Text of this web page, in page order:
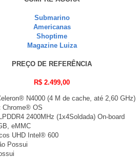
Submarino
Americanas
Shoptime
Magazine Luiza
PREÇO DE REFERÊNCIA
R$ 2.499,00
N4000 (4 M de cache, até 2,60 GHz)
Chrome® OS
2400MHz (1x4Soldada) On-board
eMMC
UHD Intel® 600
Possui